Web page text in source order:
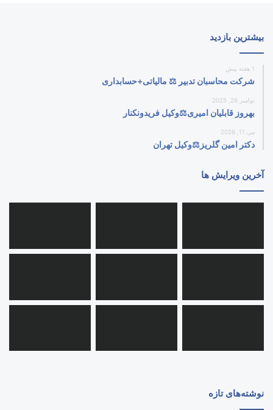
بیشترین بازدید
1 هفته پیش
شرکت محاسبان تدبیر ⚖️ مالیاتی+حسابداری
نوامبر 26, 2025
بهروز قابلیان امیری⚖️وکیل فریدونکنار
می 11, 2026
دکتر امین گلریز⚖️وکیل تهران
آخرین ویرایش ها
نوشته‌های تازه